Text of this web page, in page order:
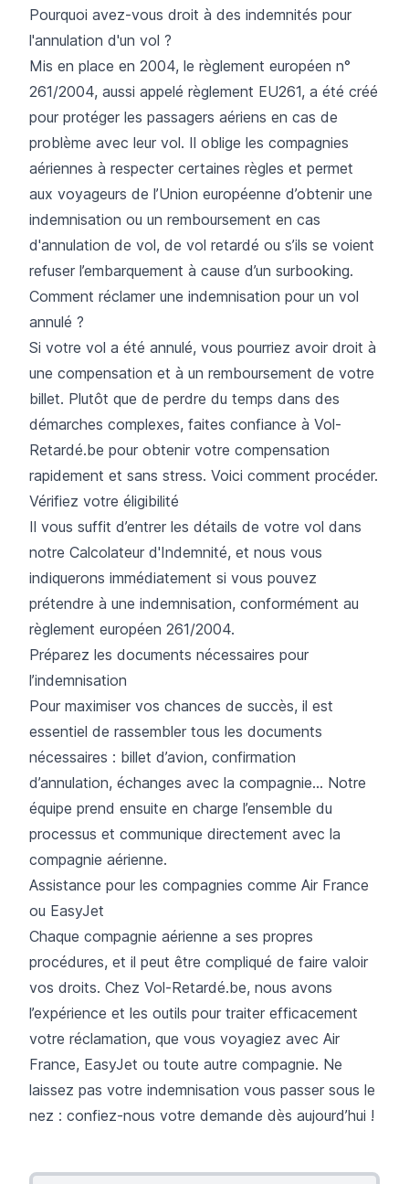
Pourquoi avez-vous droit à des indemnités pour
l'annulation d'un vol ?
Mis en place en 2004, le règlement européen n°
261/2004, aussi appelé règlement EU261, a été créé
pour protéger les passagers aériens en cas de
problème avec leur vol. Il oblige les compagnies
aériennes à respecter certaines règles et permet
aux voyageurs de l’Union européenne d’obtenir une
indemnisation ou un remboursement en cas
d'annulation de vol, de vol retardé ou s’ils se voient
refuser l’embarquement à cause d’un surbooking.
Comment réclamer une indemnisation pour un vol
annulé ?
Si votre vol a été annulé, vous pourriez avoir droit à
une compensation et à un remboursement de votre
billet. Plutôt que de perdre du temps dans des
démarches complexes, faites confiance à Vol-
Retardé.be pour obtenir votre compensation
rapidement et sans stress. Voici comment procéder.
Vérifiez votre éligibilité
Il vous suffit d’entrer les détails de votre vol dans
notre Calcolateur d'Indemnité, et nous vous
indiquerons immédiatement si vous pouvez
prétendre à une indemnisation, conformément au
règlement européen 261/2004.
Préparez les documents nécessaires pour
l’indemnisation
Pour maximiser vos chances de succès, il est
essentiel de rassembler tous les documents
nécessaires : billet d’avion, confirmation
d’annulation, échanges avec la compagnie… Notre
équipe prend ensuite en charge l’ensemble du
processus et communique directement avec la
compagnie aérienne.
Assistance pour les compagnies comme Air France
ou EasyJet
Chaque compagnie aérienne a ses propres
procédures, et il peut être compliqué de faire valoir
vos droits. Chez Vol-Retardé.be, nous avons
l’expérience et les outils pour traiter efficacement
votre réclamation, que vous voyagiez avec Air
France, EasyJet ou toute autre compagnie. Ne
laissez pas votre indemnisation vous passer sous le
nez : confiez-nous votre demande dès aujourd’hui !